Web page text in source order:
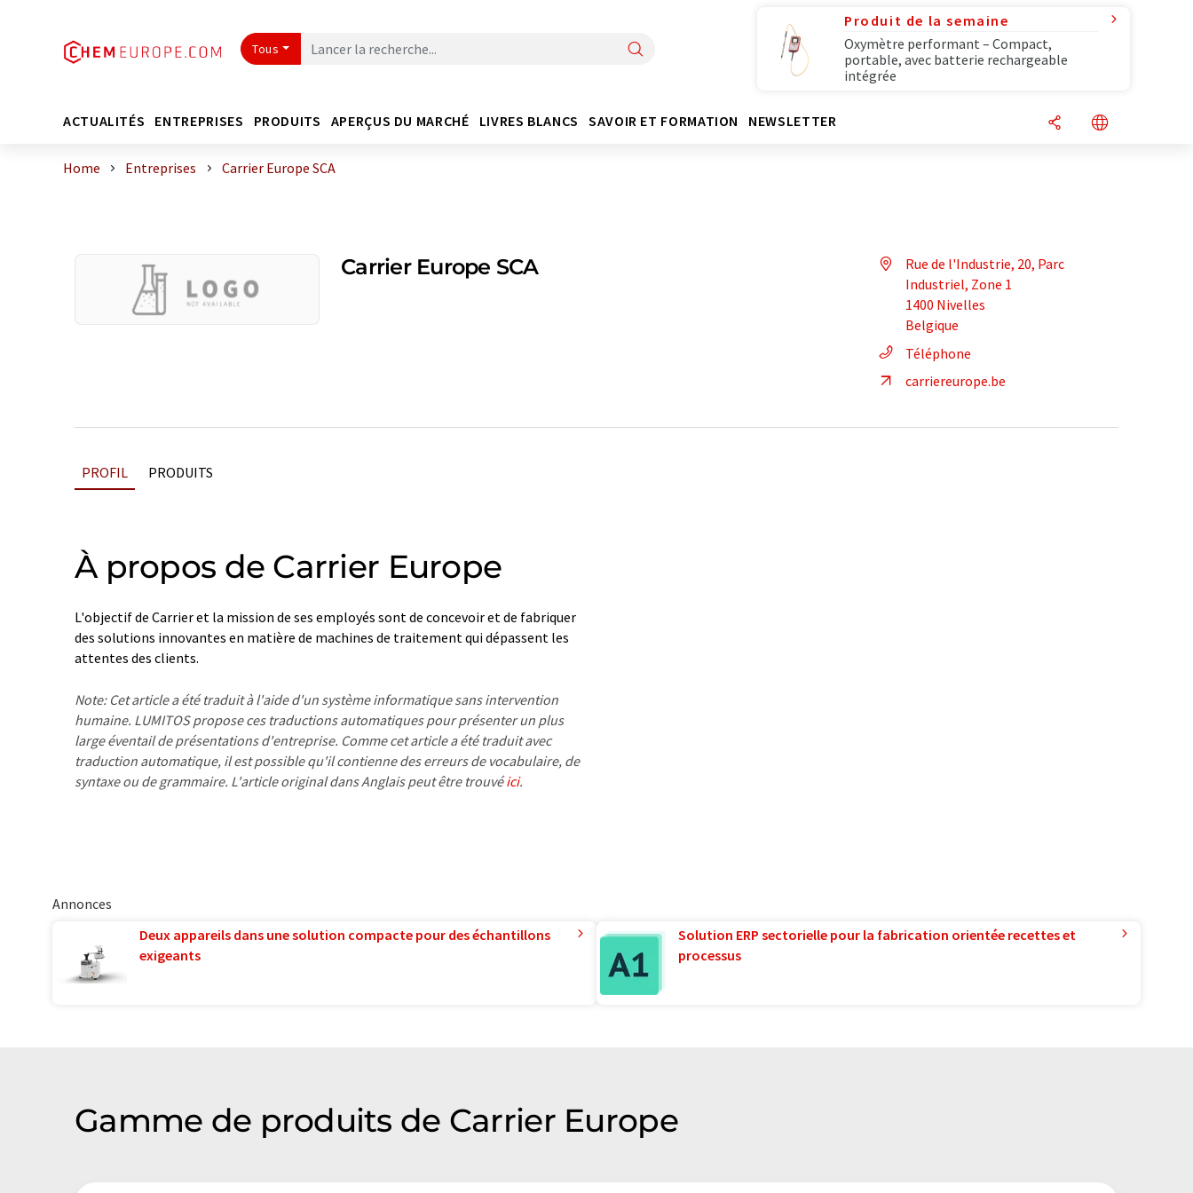
Tous
Produit de la semaine
Oxymètre performant – Compact,
portable, avec batterie rechargeable
intégrée
ACTUALITÉS ENTREPRISES PRODUITS APERÇUS DU MARCHÉ LIVRES BLANCS SAVOIR ET FORMATION NEWSLETTER
Home Entreprises Carrier Europe SCA
Carrier Europe SCA
Rue de l'Industrie, 20, Parc
Industriel, Zone 1
1400 Nivelles
Belgique
Téléphone
carriereurope.be
PROFIL PRODUITS
À propos de Carrier Europe
L'objectif de Carrier et la mission de ses employés sont de concevoir et de fabriquer
des solutions innovantes en matière de machines de traitement qui dépassent les
attentes des clients.
Note: Cet article a été traduit à l'aide d'un système informatique sans intervention
humaine. LUMITOS propose ces traductions automatiques pour présenter un plus
large éventail de présentations d'entreprise. Comme cet article a été traduit avec
traduction automatique, il est possible qu'il contienne des erreurs de vocabulaire, de
syntaxe ou de grammaire. L'article original dans Anglais peut être trouvéici.
Annonces
Deux appareils dans une solution compacte pour des échantillons
exigeants
Solution ERP sectorielle pour la fabrication orientée recettes et
processus
Gamme de produits de Carrier Europe